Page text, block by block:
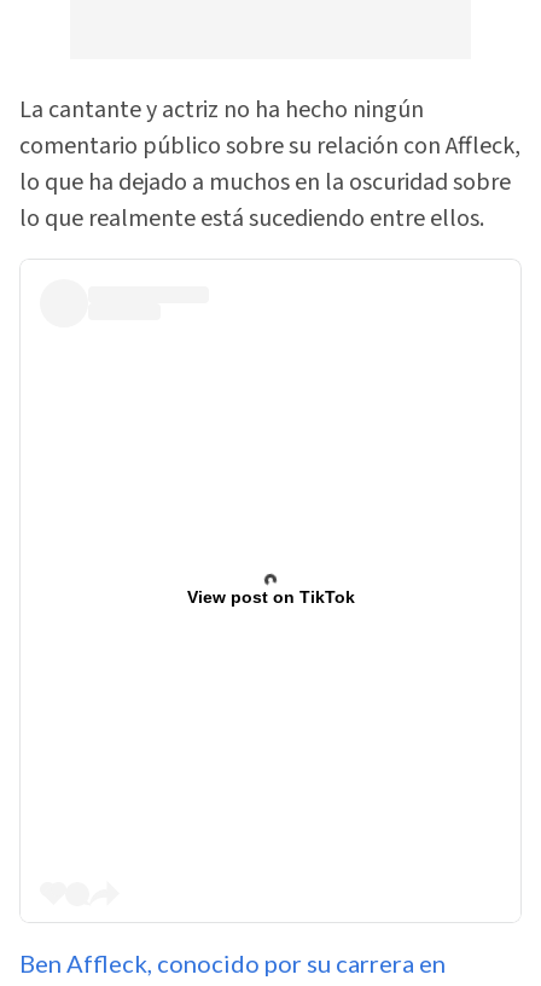
La cantante y actriz no ha hecho ningún
comentario público sobre su relación con Affleck,
lo que ha dejado a muchos en la oscuridad sobre
lo que realmente está sucediendo entre ellos.
View post on TikTok
Ben Affleck, conocido por su carrera en